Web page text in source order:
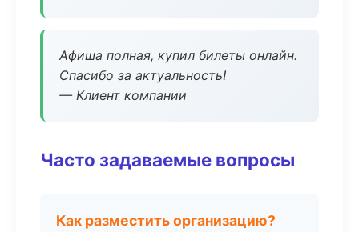
Афиша полная, купил билеты онлайн.
Спасибо за актуальность!
— Клиент компании
Часто задаваемые вопросы
Как разместить организацию?